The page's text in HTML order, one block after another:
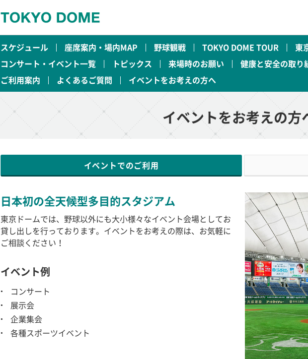
スケジュール 座席案内・場内MAP 野球観戦 TOKYO DOME TOUR
東
コンサート・イベント一覧
トピックス 来場時のお願い
健康と安全の取り
ご利用案内
よくあるご質問 イベントをお考えの方へ
イベントをお考えの方
イベントでのご利用
日本初の全天候型多目的スタジアム
東京ドームでは、野球以外にも大小様々なイベント会場としてお
貸し出しを行っております。イベントをお考えの際は、お気軽に
ご相談ください！
イベント例
コンサート
展示会
企業集会
各種スポーツイベント